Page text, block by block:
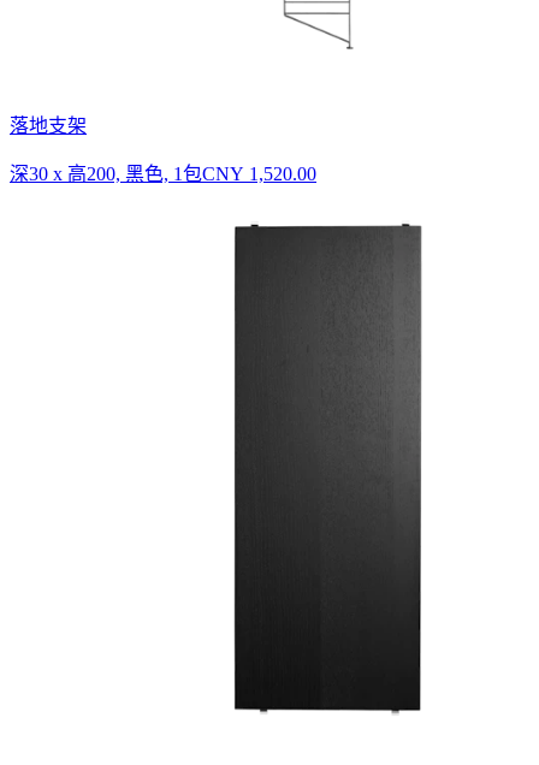
落地支架
深30 x 高200, 黑色, 1包CNY 1,520.00